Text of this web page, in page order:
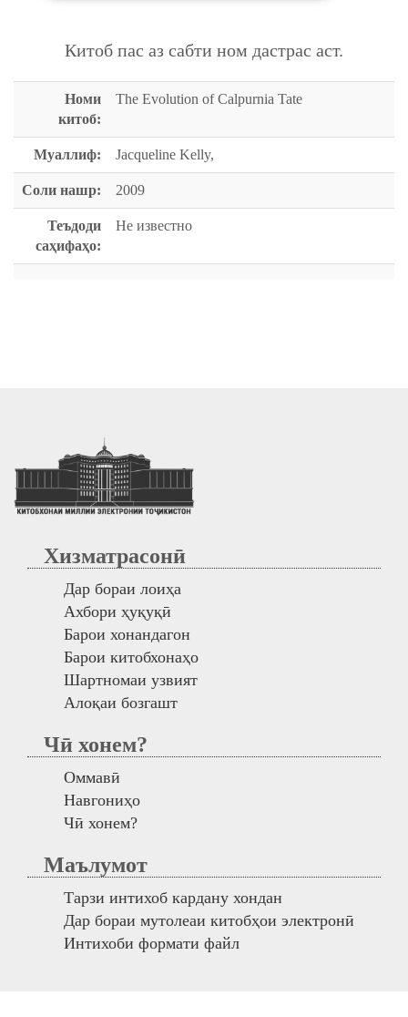
Китоб пас аз сабти ном дастрас аст.
Номи
китоб:
The Evolution of Calpurnia Tate
Муаллиф: Jacqueline Kelly,
Соли нашр: 2009
Теъдоди
саҳифаҳо:
Не известно
Хизматрасонӣ
Дар бораи лоиҳа
Ахбори ҳуқуқӣ
Барои хонандагон
Барои китобхонаҳо
Шартномаи узвият
Алоқаи бозгашт
Чӣ хонем?
Оммавӣ
Навгониҳо
Чӣ хонем?
Маълумот
Тарзи интихоб кардану хондан
Дар бораи мутолеаи китобҳои электронӣ
Интихоби формати файл